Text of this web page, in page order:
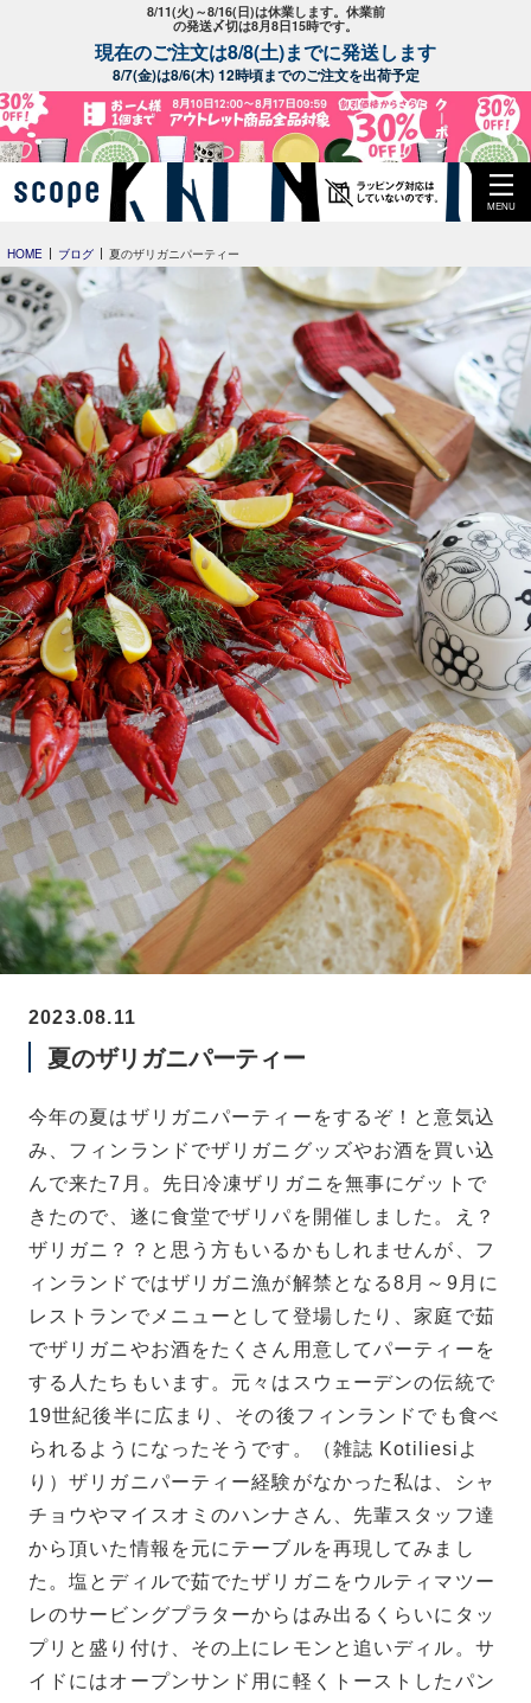
8/11(火)～8/16(日)は休業します。休業前
の発送〆切は8月8日15時です。
現在のご注文は8/8(土)までに発送します
8/7(金)は8/6(木) 12時頃までのご注文を出荷予定
MENU
HOME ブログ 夏のザリガニパーティー
2023.08.11
夏のザリガニパーティー
今年の夏はザリガニパーティーをするぞ！と意気込
み、フィンランドでザリガニグッズやお酒を買い込
んで来た7月。先日冷凍ザリガニを無事にゲットで
きたので、遂に食堂でザリパを開催しました。え？
ザリガニ？？と思う方もいるかもしれませんが、フ
ィンランドではザリガニ漁が解禁となる8月～9月に
レストランでメニューとして登場したり、家庭で茹
でザリガニやお酒をたくさん用意してパーティーを
する人たちもいます。 元々はスウェーデンの伝統で
19世紀後半に広まり、その後フィンランドでも食べ
られるようになったそうです。（雑誌 Kotiliesiよ
り）ザリガニパーティー経験がなかった私は、シャ
チョウやマイスオミのハンナさん、先輩スタッフ達
から頂いた情報を元にテーブルを再現してみまし
た。塩とディルで茹でたザリガニをウルティマツー
レのサービングプラターからはみ出るくらいにタッ
プリと盛り付け、その上にレモンと追いディル。サ
イドにはオープンサンド用に軽くトーストしたパン